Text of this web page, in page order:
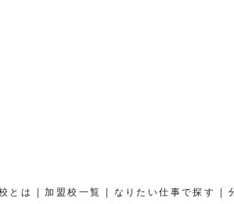
とは |加盟校一覧 | なりたい仕事で探す |